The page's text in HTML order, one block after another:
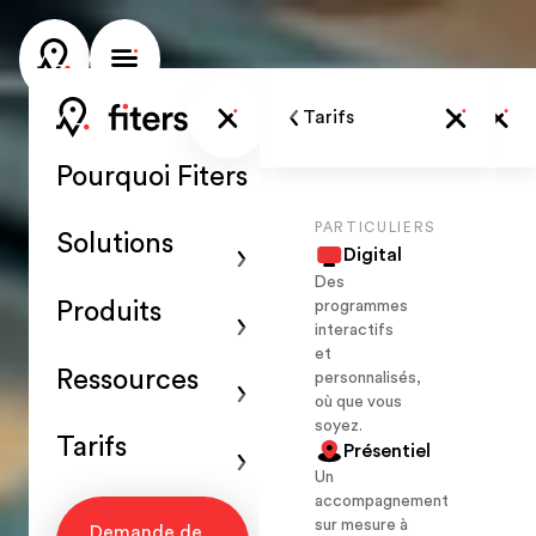
Pourquoi Fiters
Solutions
Produits
Ressources
Tarifs
Solutions
Partenaire
Rejoignez
réseau
d’experts
Entreprise
Produits
DIGITAL
VOD
Sport à la
demande
24/7
Live
room
Séances en
visio
interactives
SUR SITE
Ressources
NOTRE ADN
sommes-
nous ?
Découvrez notre
mission
Garantie
Fiters
Une couverture
NOTRE MÉTHODE
Tarifs
PARTICULIERS
Digital
Des
programmes
interactifs
et
personnalisés,
où que vous
soyez.
Présentiel
Un
accompagnement
sur mesure à